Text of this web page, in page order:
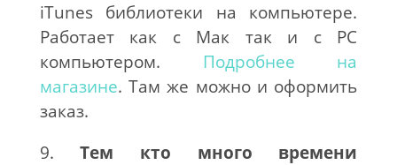
iTunes библиотеки на компьютере.
Работает как с Мак так и с PC
компьютером. Подробнее на
магазине. Там же можно и оформить
заказ.
9.Тем кто много времени